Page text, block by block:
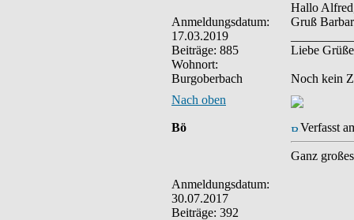
Anmeldungsdatum:
17.03.2019
Beiträge: 885
Wohnort:
Burgoberbach
Hallo
Gruß
Liebe
Noch kein
Nach oben
Bö
Anmeldungsdatum:
30.07.2017
Beiträge: 392
Verfasst
Ganz